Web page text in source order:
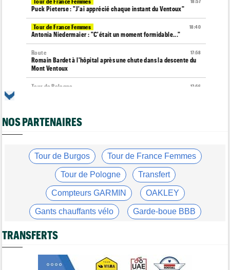
18:57
Puck Pieterse : "J'ai apprécié chaque instant du Ventoux"
18:40
Tour de France Femmes
Antonia Niedermaier : "C'était un moment formidable..."
17:58
Route
Romain Bardet à l'hôpital après une chute dans la descente du
Mont Ventoux
17:56
Tour de Pologne
Kasia Niewiadoma fait coup double sur la 7e étape
17:03
Média
L'abonnement à Cyclism'Actu sans pub ni pop up : 9,99€ pour 1
Média
Les vidéos cyclisme sont sur Dailymotion : Cyclism'Actu TV
Jan Christen s'offre la 5e étape, trois français dans le top 5
La startlist complète du Tour Femmes... déjà 16 abandons
NOS PARTENAIRES
Tour de Burgos Tour de France Femmes
Tour de Pologne Transfert
Compteurs GARMIN OAKLEY
Gants chauffants vélo Garde-boue BBB
Casque ABUS
TRANSFERTS